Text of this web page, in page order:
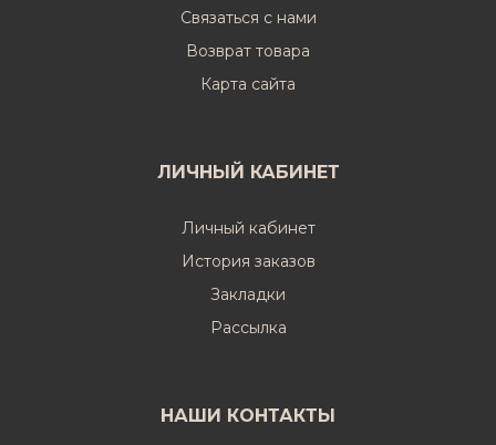
Связаться с нами
Возврат товара
Карта сайта
ЛИЧНЫЙ КАБИНЕТ
Личный кабинет
История заказов
Закладки
Рассылка
НАШИ КОНТАКТЫ